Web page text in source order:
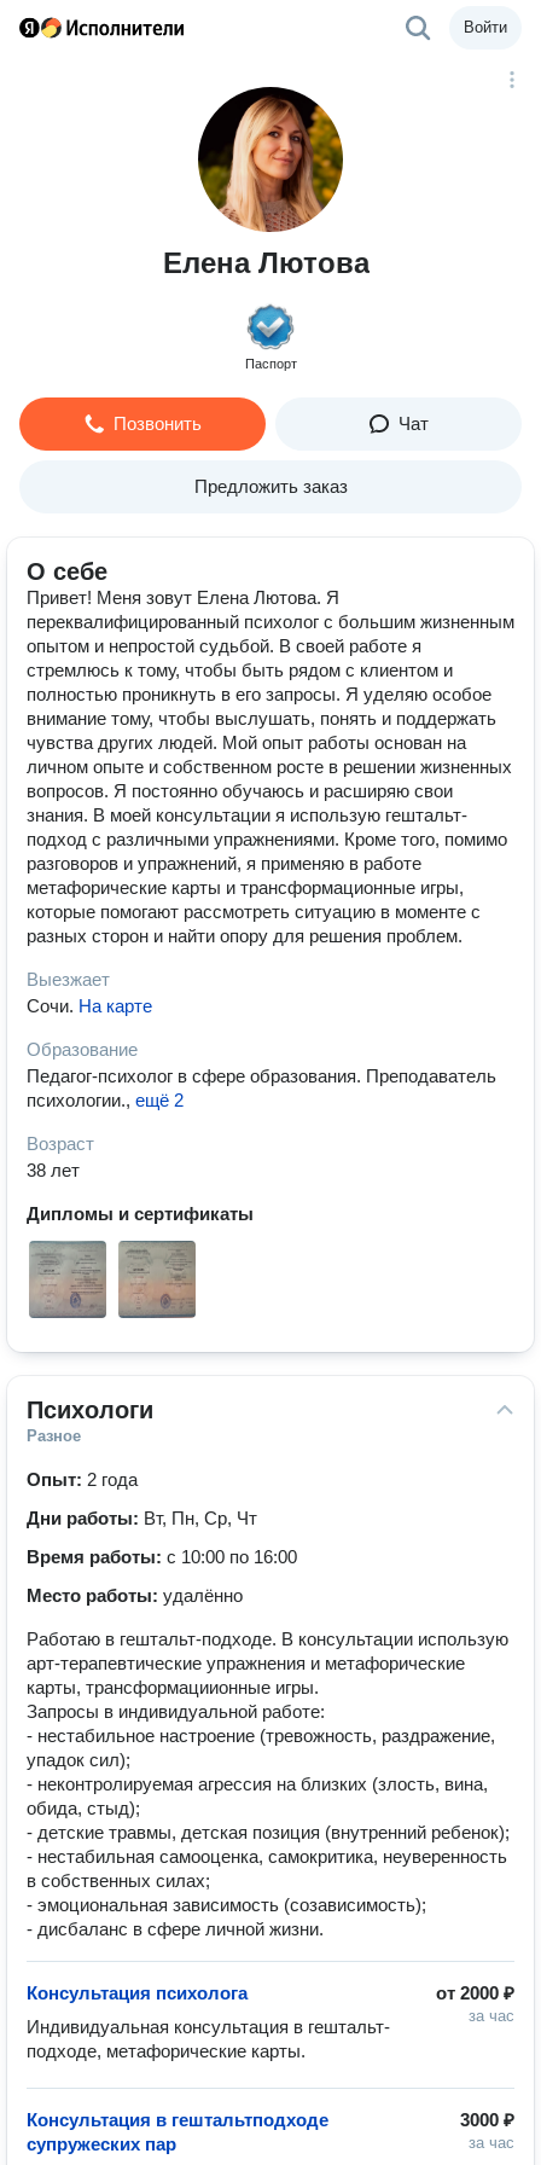
Войти
Елена Лютова
Паспорт
Позвонить Чат
Предложить заказ
О себе
Привет! Меня зовут Елена Лютова. Я
переквалифицированный психолог с большим жизненным
опытом и непростой судьбой. В своей работе я
стремлюсь к тому, чтобы быть рядом с клиентом и
полностью проникнуть в его запросы. Я уделяю особое
внимание тому, чтобы выслушать, понять и поддержать
чувства других людей. Мой опыт работы основан на
личном опыте и собственном росте в решении жизненных
вопросов. Я постоянно обучаюсь и расширяю свои
знания. В моей консультации я использую гештальт-
подход с различными упражнениями. Кроме того, помимо
разговоров и упражнений, я применяю в работе
метафорические карты и трансформационные игры,
которые помогают рассмотреть ситуацию в моменте с
разных сторон и найти опору для решения проблем.
Выезжает
Сочи. На карте
Образование
Педагог-психолог в сфере образования. Преподаватель
психологии., ещё 2
Возраст
38 лет
Дипломы и сертификаты
Психологи
Разное
Опыт: 2 года
Дни работы: Вт, Пн, Ср, Чт
Время работы: с 10:00 по 16:00
Место работы: удалённо
Работаю в гештальт-подходе. В консультации использую
арт-терапевтические упражнения и метафорические
карты, трансформациионные игры.
Запросы в индивидуальной работе:
- нестабильное настроение (тревожность, раздражение,
упадок сил);
- неконтролируемая агрессия на близких (злость, вина,
обида, стыд);
- детские травмы, детская позиция (внутренний ребенок);
- нестабильная самооценка, самокритика, неуверенность
в собственных силах;
- эмоциональная зависимость (созависимость);
- дисбаланс в сфере личной жизни.
от 2000 ₽
за час
Консультация психолога
Индивидуальная консультация в гештальт-
подходе, метафорические карты.
3000 ₽
за час
Консультация в гештальтподходе
супружеских пар